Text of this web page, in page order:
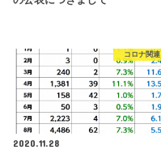
コロナ関連
2020.11.28